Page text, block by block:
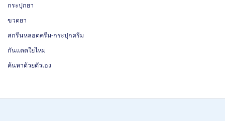
กระปุกยา
ขวดยา
สกรีนหลอดครีม-กระปุกครีม
กันแดดใยไหม
ค้นหาด้วยตัวเอง